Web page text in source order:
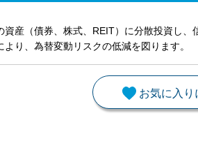
産（債券、株式、REIT）に分散投資し
り、為替変動リスクの低減を図ります。
お気に入り